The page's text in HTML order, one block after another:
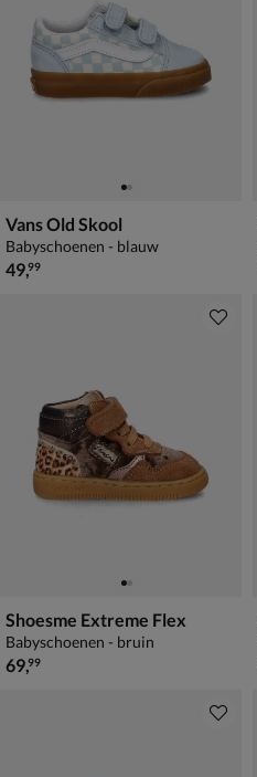
Vans Old Skool
Babyschoenen - blauw
€ 49,99
49,99
Shoesme Extreme Flex
Babyschoenen - bruin
€ 69,99
69,99